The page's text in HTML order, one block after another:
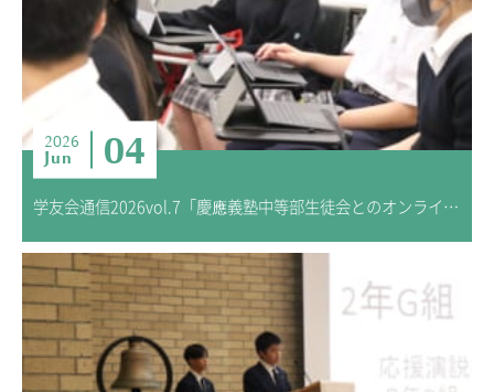
2026
Jun 04
学友会通信2026vol.7「慶應義塾中等部生徒会とのオンラインミーティング交流会」